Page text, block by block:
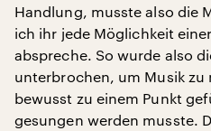
Handlung, musste also die
ich ihr jede Möglichkeit
abspreche. So wurde also
unterbrochen, um Musik zu
bewusst zu einem Punkt
gesungen werden musste.